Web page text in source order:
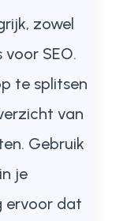
zowel
SEO.
te splitsen
van
Gebruik
je
ervoor dat